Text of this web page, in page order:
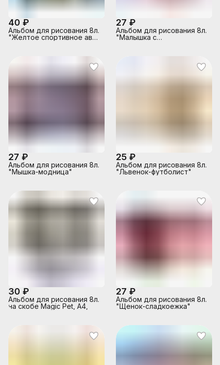
40 ₽
Альбом для рисования 8л.
"Желтое спортивное авто
27 ₽
Альбом для рисования 8л.
"Малышка с
27 ₽
Альбом для рисования 8л.
"Мышка-модница"
25 ₽
Альбом для рисования 8л.
"Львенок-футболист"
30 ₽
Альбом для рисования 8л.
на скобе Magic Pet, А4,
27 ₽
Альбом для рисования 8л.
"Щенок-сладкоежка"